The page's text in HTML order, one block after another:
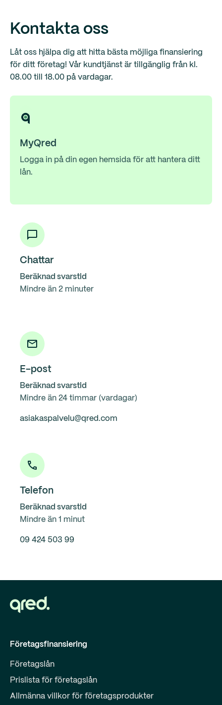
Kontakta oss
Låt oss hjälpa dig att hitta bästa möjliga finansiering
för ditt företag! Vår kundtjänst är tillgänglig från kl.
08.00 till 18.00 på vardagar.
MyQred
Logga in på din egen hemsida för att hantera ditt
lån.
Chattar
Beräknad svarstid
Mindre än 2 minuter
E-post
Beräknad svarstid
Mindre än 24 timmar (vardagar)
asiakaspalvelu@qred.com
Telefon
Beräknad svarstid
Mindre än 1 minut
09 424 503 99
Företagsfinansiering
Företagslån
Prislista för företagslån
Allmänna villkor för företagsprodukter